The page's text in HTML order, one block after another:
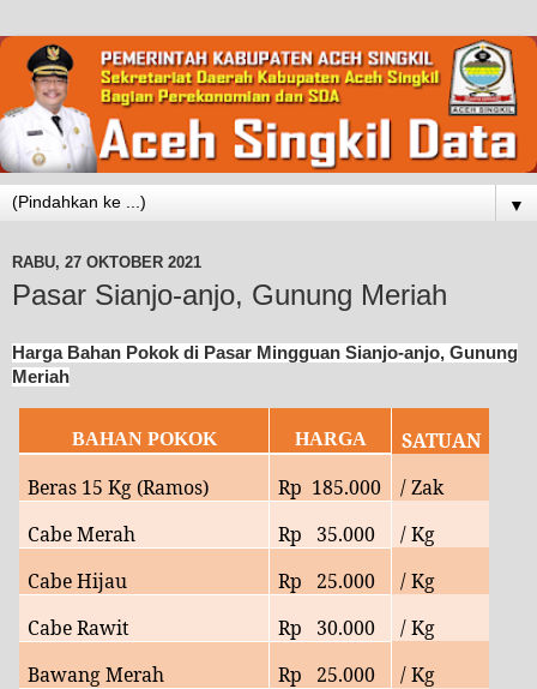
▼
RABU, 27 OKTOBER 2021
Pasar Sianjo-anjo, Gunung Meriah
Harga Bahan Pokok di Pasar Mingguan Sianjo-anjo, Gunung
Meriah
BAHAN POKOK HARGA
SATUAN
Beras 15 Kg (Ramos)
Rp 185.000
/ Zak
Cabe Merah
Rp 35.000
/ Kg
Cabe Hijau
Rp 25.000
/ Kg
Cabe Rawit
Rp 30.000
/ Kg
Bawang Merah
Rp 25.000
/ Kg